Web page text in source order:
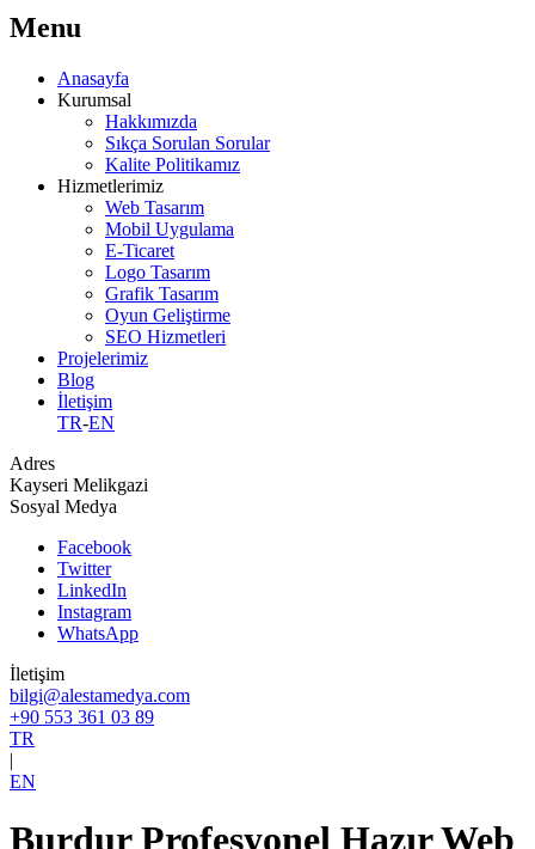
Menu
Anasayfa
Kurumsal
Hakkımızda
Sıkça Sorulan Sorular
Kalite Politikamız
Hizmetlerimiz
Web Tasarım
Mobil Uygulama
E-Ticaret
Logo Tasarım
Grafik Tasarım
Oyun Geliştirme
SEO Hizmetleri
Projelerimiz
Blog
İletişim
TR-EN
Adres
Kayseri Melikgazi
Sosyal Medya
Facebook
Twitter
LinkedIn
Instagram
WhatsApp
İletişim
bilgi@alestamedya.com
+90 553 361 03 89
TR
|
EN
Burdur Profesyonel Hazır Web